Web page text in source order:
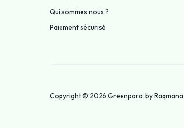
Qui sommes nous ?
Paiement sécurisé
Copyright © 2026 Greenpara, byRaqmana